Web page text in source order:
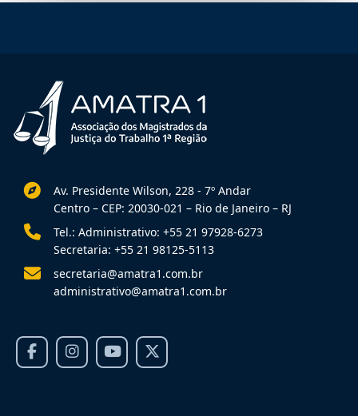
Av. Presidente Wilson, 228 - 7º Andar
Centro – CEP: 20030-021 – Rio de Janeiro – RJ
Tel.: Administrativo: +55 21 97928-6273
Secretaria: +55 21 98125-5113
secretaria@amatra1.com.br
administrativo@amatra1.com.br